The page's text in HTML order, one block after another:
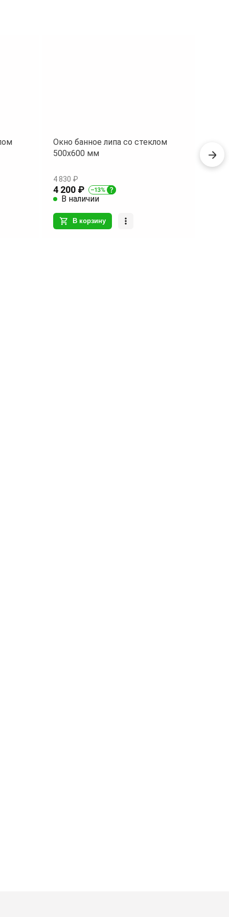
Окно банное липа со стеклом
500х600 мм
4 830 ₽
4 200 ₽
В наличии
В корзину
мм